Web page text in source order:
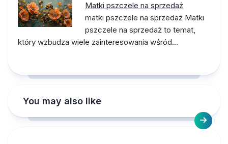
Matki pszczele na sprzedaż
matki pszczele na sprzedaż Matki
pszczele na sprzedaż to temat,
który wzbudza wiele zainteresowania wśród…
You may also like